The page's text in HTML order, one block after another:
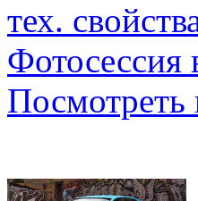
тех.
Фотосессия
Посмотреть